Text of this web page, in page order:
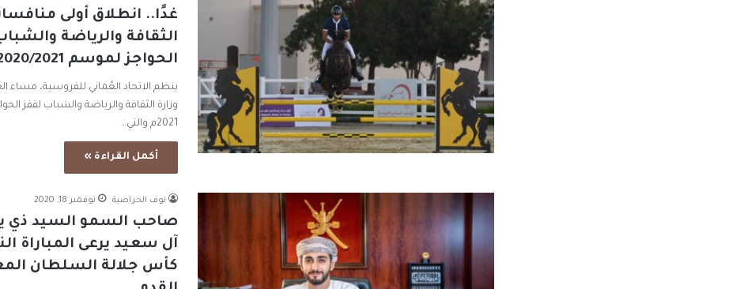
غدًا.. انطلاق أولى
الثقافة والرياضة
الحواجز لموسم 2020/2021م
ينظم الاتحاد العُماني للفروسية، مساء
2021م والتي…
أكمل القراءة »
نوف الحراصية نوفمبر 18, 2020
صاحب السمو السيد ذي
آل سعيد يرعى المباراة
كأس جلالة السلطان